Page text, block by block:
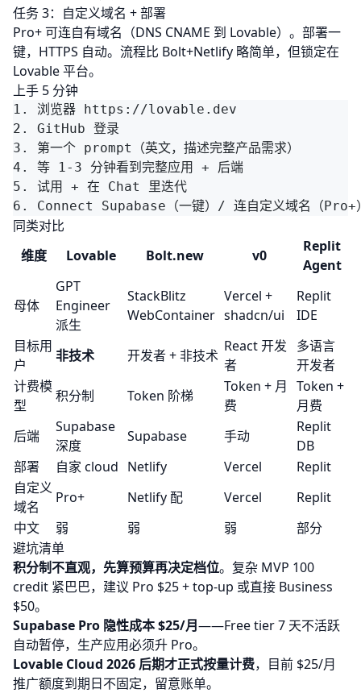
任务 3：自定义域名 + 部署
Pro+ 可连自有域名（DNS CNAME 到 Lovable）。部署一
键，HTTPS 自动。流程比 Bolt+Netlify 略简单，但锁定在
Lovable 平台。
上手 5 分钟
1. 浏览器 https://lovable.dev
2. GitHub 登录
3. 第一个 prompt（英文，描述完整产品需求）
4. 等 1-3 分钟看到完整应用 + 后端
5. 试用 + 在 Chat 里迭代
同类对比
维度
Lovable Bolt.new v0
Replit
Agent
母体
GPT
Engineer
派生
StackBlitz
WebContainer
Vercel +
shadcn/ui
Replit
IDE
目标用
户
非技术 开发者 + 非技术
React 开发
者
多语言
开发者
计费模
型
积分制 Token 阶梯
Token + 月
费
Token +
月费
后端
Supabase
深度
Supabase 手动
Replit
DB
部署
自家 cloud Netlify Vercel
Replit
自定义
域名
Pro+ Netlify 配 Vercel
Replit
中文
弱 弱 弱
部分
避坑清单
积分制不直观，先算预算再决定档位。复杂 MVP 100
credit 紧巴巴，建议 Pro $25 + top-up 或直接 Business
$50。
Supabase Pro 隐性成本 $25/月——Free tier 7 天不活跃
自动暂停，生产应用必须升 Pro。
Lovable Cloud 2026 后期才正式按量计费，目前 $25/月
推广额度到期日不固定，留意账单。